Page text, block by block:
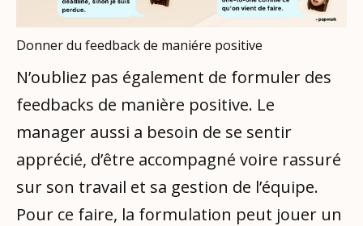
Donner du feedback de maniére positive
N’oubliez pas également de formuler des
feedbacks de manière positive. Le
manager aussi a besoin de se sentir
apprécié, d’être accompagné voire rassuré
sur son travail et sa gestion de l’équipe.
Pour ce faire, la formulation peut jouer un